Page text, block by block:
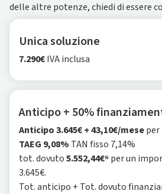
delle altre potenze, chiedi di essere
Unica soluzione
7.290€IVA inclusa
Anticipo + 50%
Anticipo 3.645€ + 43,10€/meseper
TAEG 9,08% TAN fisso 7,14%
tot. dovuto5.552,44€⁶per un
3.645€.
Tot. anticipo + Tot. dovuto